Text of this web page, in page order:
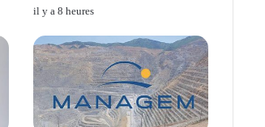
il y a 8 heures